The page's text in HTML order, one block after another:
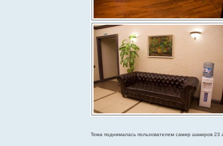
Тема поднималась пользователем самир шакиров 23